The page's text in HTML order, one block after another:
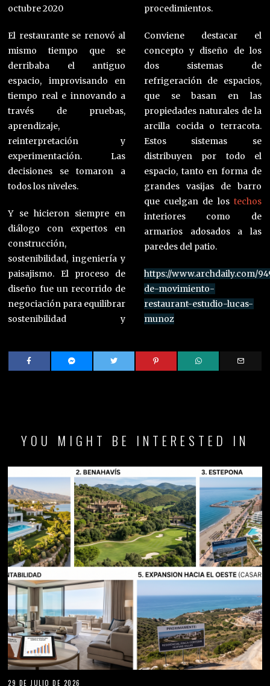
octubre 2020
El restaurante se renovó al
mismo tiempo que se
derribaba el antiguo
espacio, improvisando en
tiempo real e innovando a
través de pruebas,
aprendizaje,
reinterpretación y
experimentación. Las
decisiones se tomaron a
todos los niveles.
Y se hicieron siempre en
diálogo con expertos en
construcción,
sostenibilidad, ingeniería y
paisajismo. El proceso de
diseño fue un recorrido de
negociación para equilibrar
sostenibilidad y
procedimientos.
Conviene destacar el
concepto y diseño de los
dos sistemas de
refrigeración de espacios,
que se basan en las
propiedades naturales de la
arcilla cocida o terracota.
Estos sistemas se
distribuyen por todo el
espacio, tanto en forma de
grandes vasijas de barro
que cuelgan de los techos
interiores como de
armarios adosados ​​a las
paredes del patio.
https://www.archdaily.com/
de-movimiento-
restaurant-estudio-lucas-
munoz
YOU MIGHT BE INTERESTED IN
29 DE JULIO DE 2026